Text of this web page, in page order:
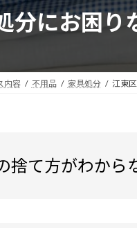
分にお困
内容 不用品 家具処分 江東
捨て方がわから